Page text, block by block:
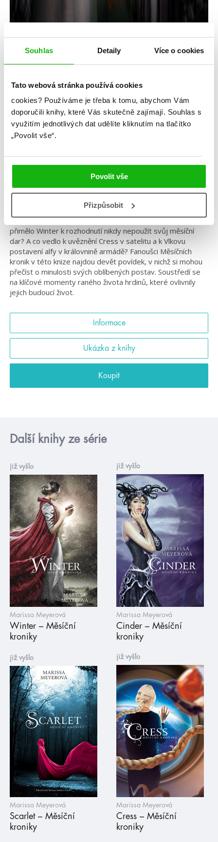
Souhlas Detaily Více o cookies
Tato webová stránka používá cookies
cookies? Používáme je třeba k tomu, abychom Vám
doporučili knihy, které Vás skutečně zajímají. Souhlas s
využitím jednotlivých dat udělíte kliknutím na tlačítko
„Povolit vše“.
Povolit vše
Přizpůsobit
Kategorie: young adult
Žánr: Retelling
Hvězdy nad hlavou
Marissa Meyerová
Zapátrejte v minulosti postav z Měsíčních kronik a
zjistěte, co zapříčinilo jejich osudy!
Jak se Cinder ocitla pod ochranou Michelle Benoitové? Co
přimělo Winter k rozhodnutí nikdy nepoužít svůj měsíční
dar? A co vedlo k uvěznění Cress v satelitu a k Vlkovu
postavení alfy v královnině armádě? Fanoušci Měsíčních
kronik v této knize najdou devět povídek, v nichž si mohou
přečíst o minulosti svých oblíbených postav. Soustředí se
na klíčové momenty raného života hrdinů, které ovlivnily
jejich budoucí život.
Informace
Ukázka z knihy
Koupit
Další knihy ze série
již vyšlo
Marissa Meyerová
Winter – Měsíční
kroniky
již vyšlo
Marissa Meyerová
Cinder – Měsíční
kroniky
již vyšlo
Marissa Meyerová
Scarlet – Měsíční
kroniky
již vyšlo
Marissa Meyerová
Cress – Měsíční
kroniky